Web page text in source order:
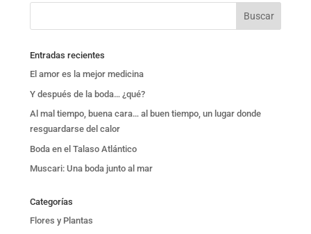
Entradas recientes
El amor es la mejor medicina
Y después de la boda… ¿qué?
Al mal tiempo, buena cara… al buen tiempo, un lugar donde
resguardarse del calor
Boda en el Talaso Atlántico
Muscari: Una boda junto al mar
Categorías
Flores y Plantas